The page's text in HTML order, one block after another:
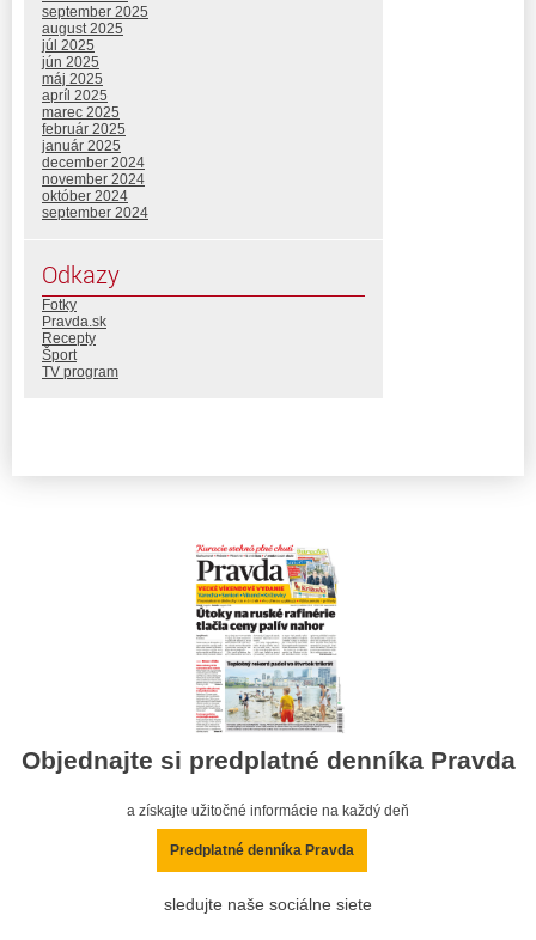
september 2025
august 2025
júl 2025
jún 2025
máj 2025
apríl 2025
marec 2025
február 2025
január 2025
december 2024
november 2024
október 2024
september 2024
Odkazy
Fotky
Pravda.sk
Recepty
Šport
TV program
Objednajte si predplatné denníka Pravda
a získajte užitočné informácie na každý deň
Predplatné denníka Pravda
sledujte naše sociálne siete